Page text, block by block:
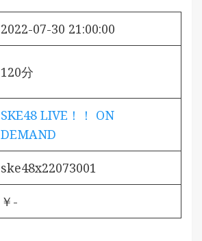
2022-07-30 21:00:00
120分
SKE48 LIVE！！ ON
DEMAND
ske48x22073001
￥-